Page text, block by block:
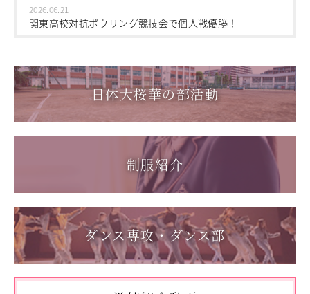
2026.03.05
第三回桜華中学校あいさつ＋ひと言運動
2025.08.22
第55回全国中学校バスケットボール大会 サンアリーナせ
んだいin鹿児島
2026.06.21
関東高校対抗ボウリング競技会で個人戦優勝！
1学年総合スポーツコース キャンプ実習を実施しまし
た
2026.06.05
「日本選手権水泳競技大会」に出場しました。
「59th Japan Rookies Cup 2026」に出場しました。
2026.05.17
「第62回東日本選手権大会」に出場しました。
2026.05.10
「国民スポーツ大会東京都予選」に出場しました。
2026.05.03
日体大桜華の部活動
制服紹介
ダンス専攻・ダンス部